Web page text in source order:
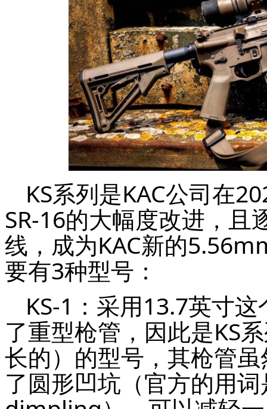
KS系列是KAC公司在
SR-16的大幅度改进，且
线，成为KAC新的
要有3种型号：
KS-1：采用13.7英寸
了重型枪管，因此是KS
长的）的型号，其枪管
了圆形凹坑（官方的用